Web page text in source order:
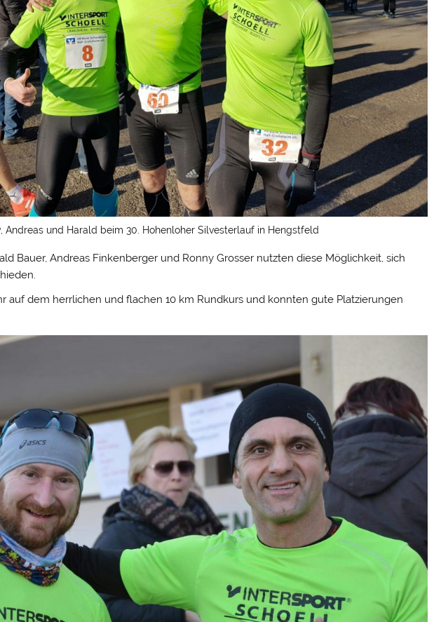
Andreas und Harald beim 30. Hohenloher Silvesterlauf in Hengstfeld
Bauer, Andreas Finkenberger und Ronny Grosser nutzten diese Möglichkeit, sich
auf dem herrlichen und flachen 10 km Rundkurs und konnten gute Platzierungen